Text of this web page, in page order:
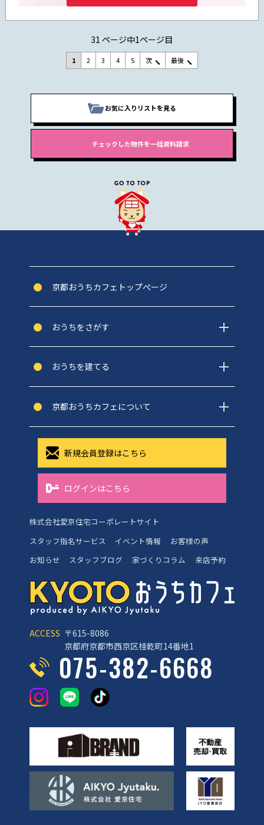
31 ページ中1ページ目
1 2 3 4 5 次 最後
お気に入りリストを見る
ACCESS 〒615-8086
京都府京都市西京区桂乾町14番地1
075-382-6668
京都おうちカフェトップぺージ
おうちをさがす
おうちを建てる
京都おうちカフェについて
新規会員登録はこちら
ログインはこちら
株式会社愛京住宅コーポレートサイト
スタッフ指名サービス
イベント情報
お客様の声
お知らせ
スタッフブログ 家づくりコラム 来店予約